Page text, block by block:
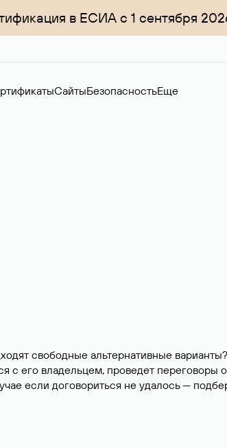
в ЕСИА с 1 сентября
СайтыБезопасностьЕще
свободные альтернативные
с его владельцем, проведет переговоры
если договориться не удалось —